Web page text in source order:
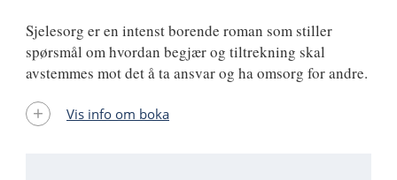
Sjelesorg er en intenst borende roman som stiller
spørsmål om hvordan begjær og tiltrekning skal
avstemmes mot det å ta ansvar og ha omsorg for andre.
Vis info om boka